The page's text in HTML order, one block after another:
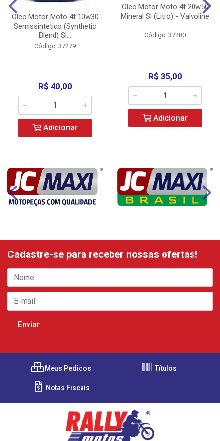
Oleo Motor Moto 4t 10w30
Semissintetico (Synthetic
Blend) Sl...
Código: 37279
R$ 40,00
Adicionar
Oleo Motor Moto 4t 20w50
Mineral Sl (Litro) - Valvoline
Código: 37280
R$ 35,00
Adicionar
Cadastre-se para receber nossas ofertas!
Meus Pedidos Títulos
Notas Fiscais